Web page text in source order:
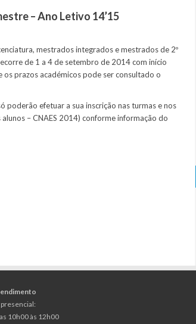
– Ano Letivo 14’15
mestrados integrados e mestrados de 2º
de 1 a 4 de setembro de 2014 com início
prazos académicos pode ser consultado o
poderão efetuar a sua inscrição nas turmas e nos
– CNAES 2014) conforme informação do
10h00 às 12h00